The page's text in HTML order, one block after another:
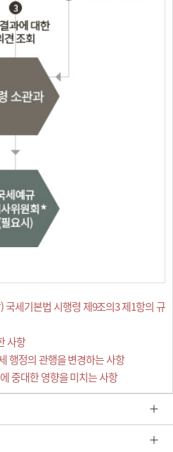
국세기본법 시행령 제9조의3 제1항의 규
사항
행정의 관행을 변경하는 사항
중대한 영향을 미치는 사항